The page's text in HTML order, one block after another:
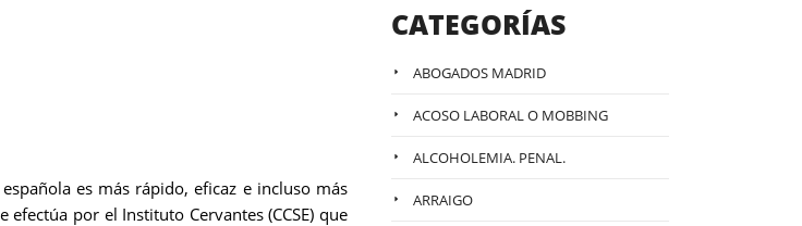
es más rápido, eficaz e incluso más
por el Instituto Cervantes (CCSE) que
CATEGORÍAS
ABOGADOS MADRID
ACOSO LABORAL O MOBBING
ALCOHOLEMIA. PENAL.
ARRAIGO